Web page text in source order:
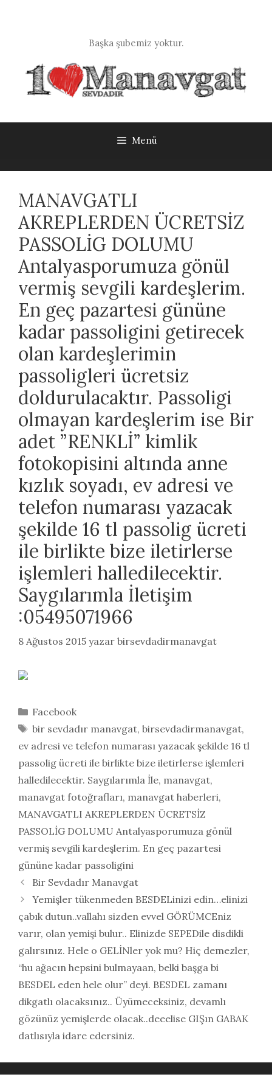
Başka şubemiz yoktur.
Menü
MANAVGATLI
AKREPLERDEN ÜCRETSİZ
PASSOLİG DOLUMU
Antalyasporumuza gönül
vermiş sevgili kardeşlerim.
En geç pazartesi gününe
kadar passoligini getirecek
olan kardeşlerimin
passoligleri ücretsiz
doldurulacaktır. Passoligi
olmayan kardeşlerim ise Bir
adet ”RENKLİ” kimlik
fotokopisini altında anne
kızlık soyadı, ev adresi ve
telefon numarası yazacak
şekilde 16 tl passolig ücreti
ile birlikte bize iletirlerse
işlemleri halledilecektir.
Saygılarımla İletişim
:05495071966
8 Ağustos 2015 yazar birsevdadirmanavgat
Kategoriler
Facebook
Etiketler
bir sevdadır manavgat, birsevdadirmanavgat,
ev adresi ve telefon numarası yazacak şekilde 16 tl
passolig ücreti ile birlikte bize iletirlerse işlemleri
halledilecektir. Saygılarımla İle, manavgat,
manavgat fotoğrafları, manavgat haberleri,
MANAVGATLI AKREPLERDEN ÜCRETSİZ
PASSOLİG DOLUMU Antalyasporumuza gönül
vermiş sevgili kardeşlerim. En geç pazartesi
gününe kadar passoligini
Bir Sevdadır Manavgat
Yemişler tükenmeden BESDELinizi edin…elinizi
çabık dutun..vallahı sizden evvel GÖRÜMCEniz
varır, olan yemişi bulur.. Elinizde SEPEDile disdikli
galırsınız. Hele o GELİNler yok mu? Hiç demezler,
“hu ağacın hepsini bulmayaan, belki başga bi
BESDEL eden hele olur” deyi. BESDEL zamanı
dikgatlı olacaksınız.. Üyümeceksiniz, devamlı
gözünüz yemişlerde olacak..deeelise GIŞın GABAK
datlısıyla idare edersiniz.